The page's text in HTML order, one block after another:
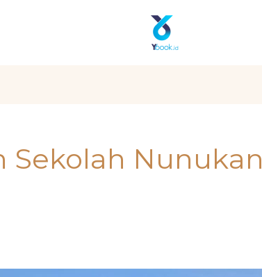
Sekolah Nunukan